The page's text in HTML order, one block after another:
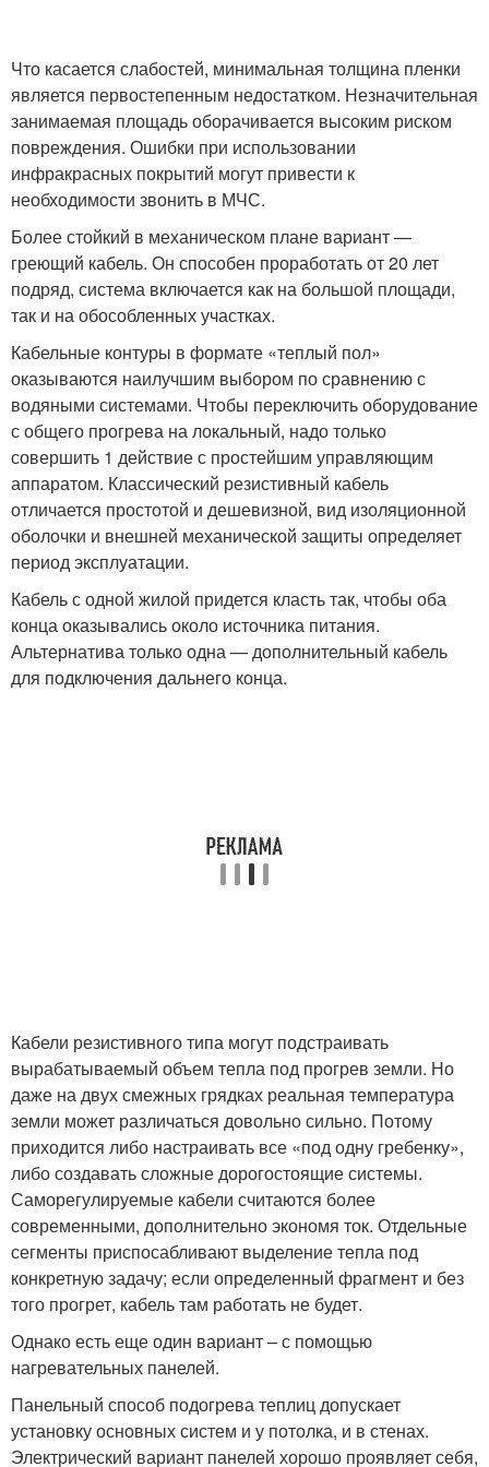
Что касается слабостей, минимальная толщина пленки
является первостепенным недостатком. Незначительная
занимаемая площадь оборачивается высоким риском
повреждения. Ошибки при использовании
инфракрасных покрытий могут привести к
необходимости звонить в МЧС.
Более стойкий в механическом плане вариант —
греющий кабель. Он способен проработать от 20 лет
подряд, система включается как на большой площади,
так и на обособленных участках.
Кабельные контуры в формате «теплый пол»
оказываются наилучшим выбором по сравнению с
водяными системами. Чтобы переключить оборудование
с общего прогрева на локальный, надо только
совершить 1 действие с простейшим управляющим
аппаратом. Классический резистивный кабель
отличается простотой и дешевизной, вид изоляционной
оболочки и внешней механической защиты определяет
период эксплуатации.
Кабель с одной жилой придется класть так, чтобы оба
конца оказывались около источника питания.
Альтернатива только одна — дополнительный кабель
для подключения дальнего конца.
Кабели резистивного типа могут подстраивать
вырабатываемый объем тепла под прогрев земли. Но
даже на двух смежных грядках реальная температура
земли может различаться довольно сильно. Потому
приходится либо настраивать все «под одну гребенку»,
либо создавать сложные дорогостоящие системы.
Саморегулируемые кабели считаются более
современными, дополнительно экономя ток. Отдельные
сегменты приспосабливают выделение тепла под
конкретную задачу; если определенный фрагмент и без
того прогрет, кабель там работать не будет.
Однако есть еще один вариант – с помощью
нагревательных панелей.
Панельный способ подогрева теплиц допускает
установку основных систем и у потолка, и в стенах.
Электрический вариант панелей хорошо проявляет себя,